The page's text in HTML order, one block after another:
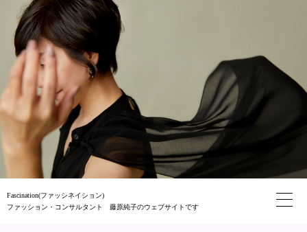
Fascination(ファッシネイション)
ファッション・コンサルタント 藤原純子のウェブサイトです